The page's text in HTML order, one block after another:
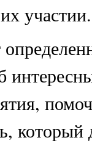
участии.
который